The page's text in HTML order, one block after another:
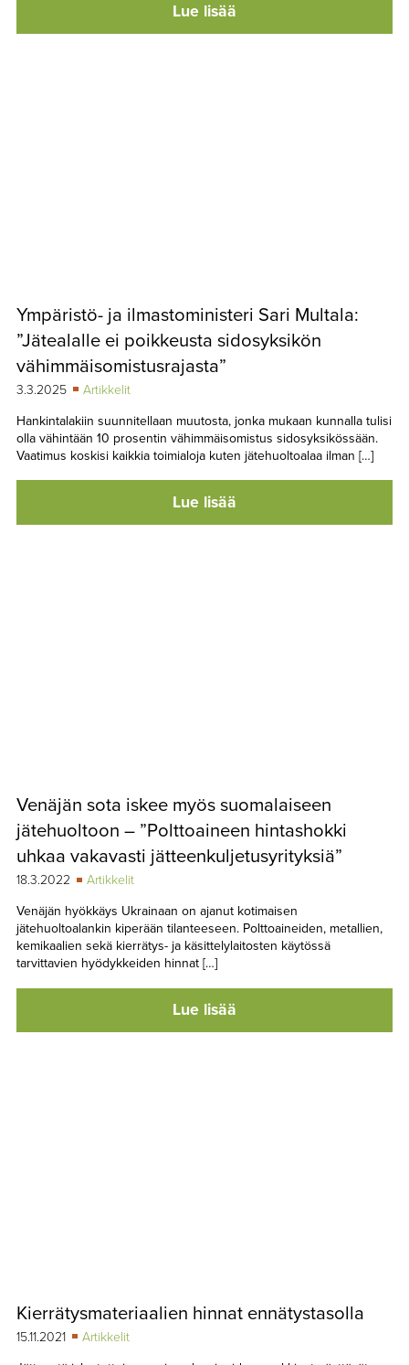
Lue lisää
Ympäristö- ja ilmastoministeri Sari Multala:
”Jätealalle ei poikkeusta sidosyksikön
vähimmäisomistusrajasta”
3.3.2025
Artikkelit
Hankintalakiin suunnitellaan muutosta, jonka mukaan kunnalla tulisi
olla vähintään 10 prosentin vähimmäisomistus sidosyksikössään.
Vaatimus koskisi kaikkia toimialoja kuten jätehuoltoalaa ilman […]
Lue lisää
Venäjän sota iskee myös suomalaiseen
jätehuoltoon – ”Polttoaineen hintashokki
uhkaa vakavasti jätteenkuljetusyrityksiä”
18.3.2022
Artikkelit
Venäjän hyökkäys Ukrainaan on ajanut kotimaisen
jätehuoltoalankin kiperään tilanteeseen. Polttoaineiden, metallien,
kemikaalien sekä kierrätys- ja käsittelylaitosten käytössä
tarvittavien hyödykkeiden hinnat […]
Lue lisää
Kierrätysmateriaalien hinnat ennätystasolla
15.11.2021
Artikkelit